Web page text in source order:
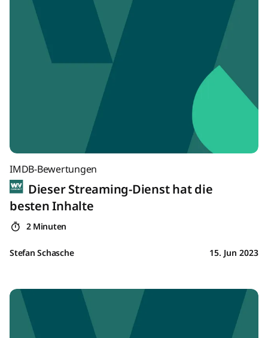
IMDB-Bewertungen
Dieser Streaming-Dienst hat die
besten Inhalte
2 Minuten
Stefan Schasche 15. Jun 2023